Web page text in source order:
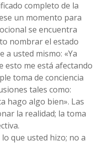
completo de la
un momento para
se encuentra
nombrar el estado
a usted mismo: «Ya
esto me está afectando
toma de conciencia
tales como:
hago algo bien». Las
la realidad; la toma
que usted hizo; no a